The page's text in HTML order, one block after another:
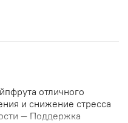
отличного
и снижение стресса
— Поддержка